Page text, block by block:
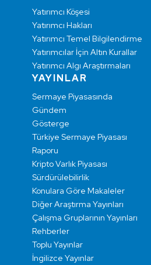
Yatırımcı Köşesi
Yatırımcı Hakları
Yatırımcı Temel Bilgilendirme
Yatırımcılar İçin Altın Kurallar
Yatırımcı Algı Araştırmaları
YAYINLAR
Sermaye Piyasasında
Gündem
Gösterge
Türkiye Sermaye Piyasası
Raporu
Kripto Varlık Piyasası
Sürdürülebilirlik
Konulara Göre Makaleler
Diğer Araştırma Yayınları
Çalışma Gruplarının Yayınları
Rehberler
Toplu Yayınlar
İngilizce Yayınlar